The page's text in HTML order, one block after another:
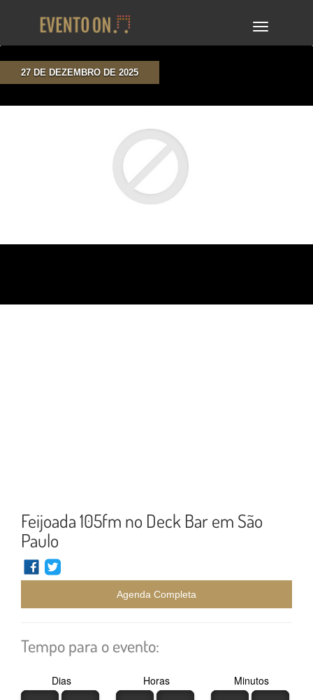
TOGGLE
27 DE DEZEMBRO DE 2025
Feijoada 105fm no Deck Bar em São
Paulo
Agenda Completa
Tempo para o evento:
Dias Horas Minutos